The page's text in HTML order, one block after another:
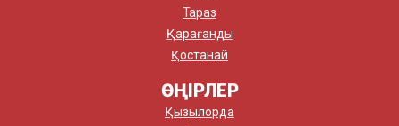
Тараз
Қарағанды
Қостанай
ӨҢІРЛЕР
Қызылорда